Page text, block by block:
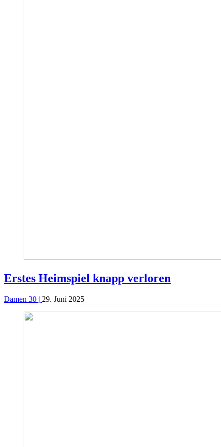
Erstes Heimspiel knapp verloren
Damen 30 | 29. Juni 2025